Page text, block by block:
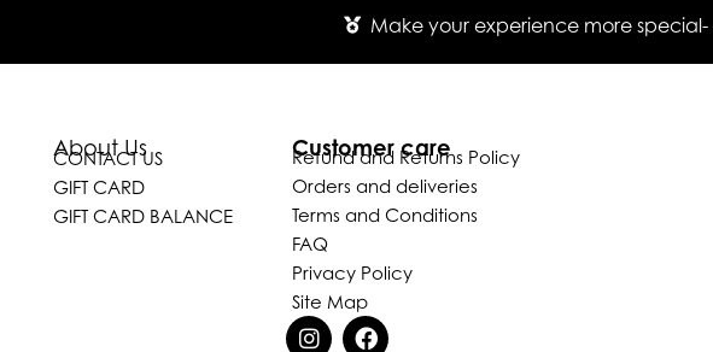
Make your experience more
About Us
CONTACT US
GIFT CARD
GIFT CARD BALANCE
Customer care
Refund and Returns Policy
Orders and deliveries
Terms and Conditions
FAQ
Privacy Policy
Site Map